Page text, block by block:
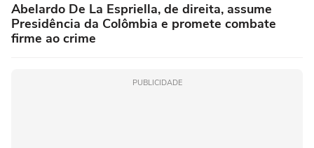
Abelardo De La Espriella, de direita, assume
Presidência da Colômbia e promete combate
firme ao crime
PUBLICIDADE